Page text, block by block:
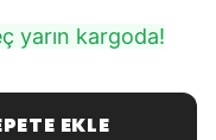
yarın kargoda!
EKLE